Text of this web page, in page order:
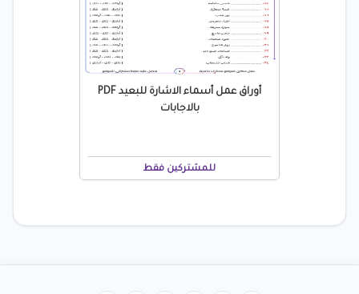
أوراق عمل أسماء الاشارة للبعيد PDF
بالاجابات
للمشتركين فقط